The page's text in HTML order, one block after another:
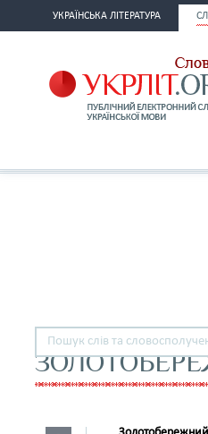
УКРАЇНСЬКА ЛІТЕРАТУРА